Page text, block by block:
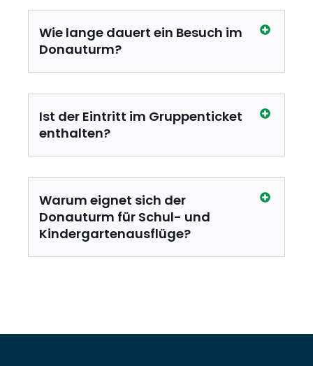
Wie lange dauert ein Besuch im
Donauturm?
Ist der Eintritt im Gruppenticket
enthalten?
Warum eignet sich der
Donauturm für Schul- und
Kindergartenausflüge?